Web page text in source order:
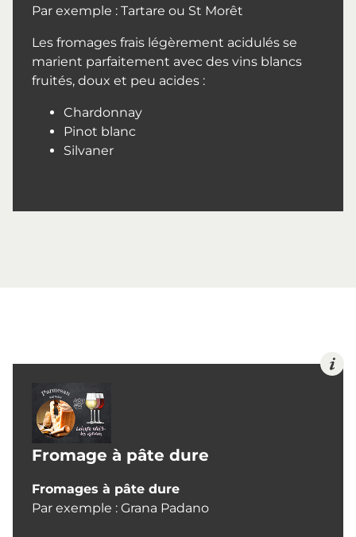
Par exemple : Tartare ou St Morêt
Les fromages frais légèrement acidulés se
marient parfaitement avec des vins blancs
fruités, doux et peu acides :
Chardonnay
Pinot blanc
Silvaner
Fromage à pâte dure
Fromages à pâte dure
Par exemple : Grana Padano